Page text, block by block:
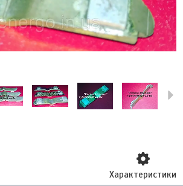
Характеристики